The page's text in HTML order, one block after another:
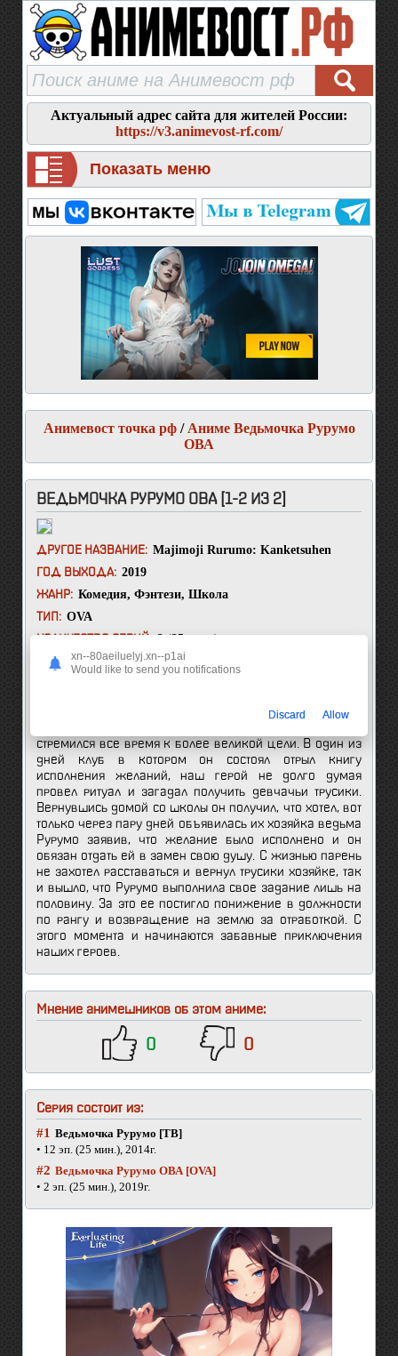
Актуальный адрес сайта для жителей России:
https://v3.animevost-rf.com/
Показать меню
Анимевост точка рф/ Аниме Ведьмочка Рурумо
ОВА
ВЕДЬМОЧКА РУРУМО ОВА [1-2 ИЗ 2]
ДРУГОЕ НАЗВАНИЕ: Majimoji Rurumo: Kanketsuhen
ГОД ВЫХОДА: 2019
ЖАНР: Комедия, Фэнтези, Школа
ТИП: OVA
2 (25 мин.)
Речь в этой истории пойдет о простом парне с
юбчонки, показывая всем, что он озабоченный. Но он
стремился все время к более великой цели. В один из
дней клуб в котором он состоял отрыл книгу
исполнения желаний, наш герой не долго думая
провел ритуал и загадал получить девчачьи трусики.
Вернувшись домой со школы он получил, что хотел, вот
только через пару дней объявилась их хозяйка ведьма
Рурумо заявив, что желание было исполнено и он
обязан отдать ей в замен свою душу. С жизнью парень
не захотел расставаться и вернул трусики хозяйке, так
и вышло, что Рурумо выполнила свое задание лишь на
половину. За это ее постигло понижение в должности
по рангу и возвращение на землю за отработкой. С
этого момента и начинаются забавные приключения
наших героев.
Мнение анимешников об этом аниме:
0 0
Серия состоит из:
#1 Ведьмочка Рурумо [ТВ]
• 12 эп. (25 мин.), 2014г.
#2 Ведьмочка Рурумо ОВА [OVA]
• 2 эп. (25 мин.), 2019г.
xn--80aeiluelyj.xn--p1ai
Would like to send you notifications
Discard Allow